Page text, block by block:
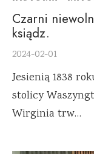
Czarni
ksiądz.
2024-02-01
Jesienią 1838
stolicy
Wirginia trw…